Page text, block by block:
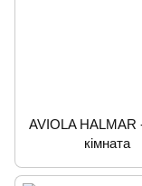
AVIOLA HALMAR
кімната